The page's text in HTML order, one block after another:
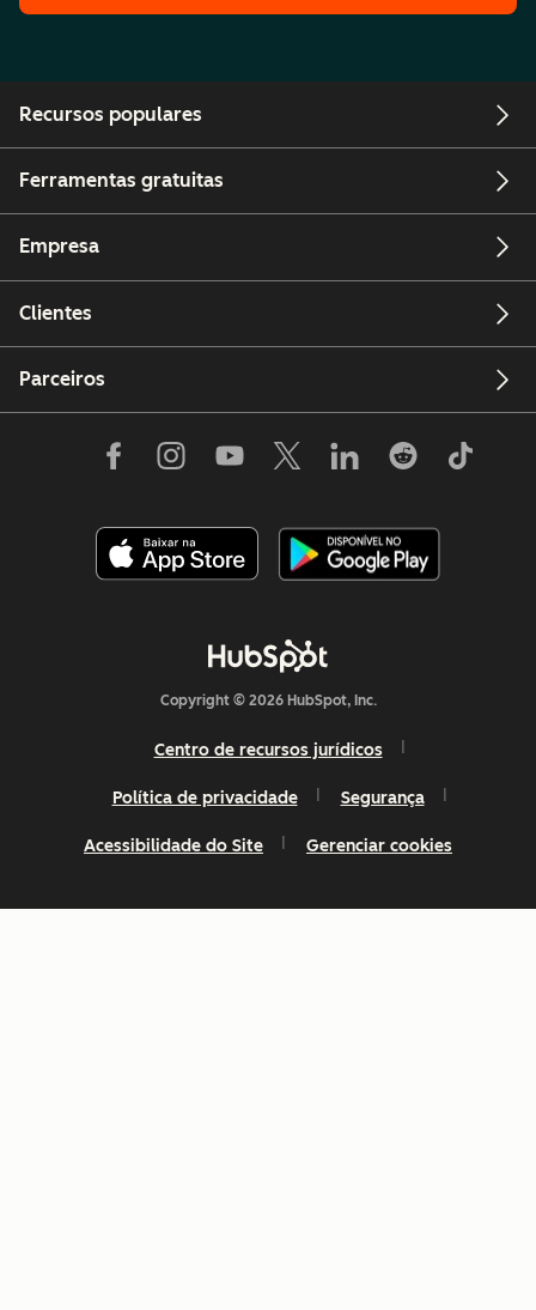
Recursos populares
Ferramentas gratuitas
Empresa
Clientes
Parceiros
Copyright © 2026 HubSpot, Inc.
Centro de recursos jurídicos
Política de privacidade Segurança
Acessibilidade do Site Gerenciar cookies